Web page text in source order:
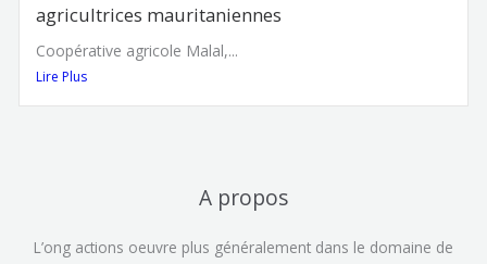
agricultrices mauritaniennes
Coopérative agricole Malal,...
Lire Plus
A propos
L’ong actions oeuvre plus généralement dans le domaine de